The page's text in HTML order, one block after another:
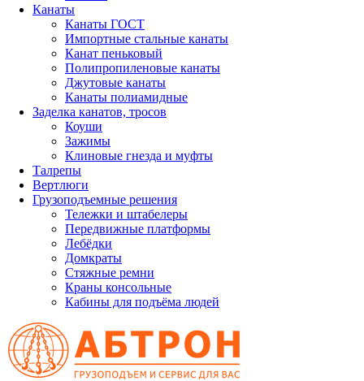
Канаты
Канаты ГОСТ
Импортные стальные канаты
Канат пеньковый
Полипропиленовые канаты
Джутовые канаты
Канаты полиамидные
Заделка канатов, тросов
Коуши
Зажимы
Клиновые гнезда и муфты
Талрепы
Вертлюги
Грузоподъемные решения
Тележки и штабелеры
Передвижные платформы
Лебёдки
Домкраты
Стяжные ремни
Краны консольные
Кабины для подъёма людей